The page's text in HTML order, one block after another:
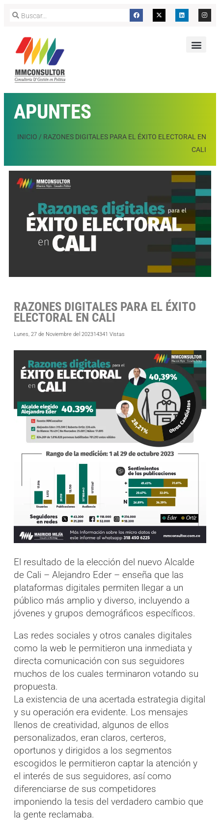
APUNTES
INICIO / RAZONES DIGITALES PARA EL ÉXITO ELECTORAL EN
CALI
RAZONES DIGITALES PARA EL ÉXITO
ELECTORAL EN CALI
Lunes, 27 de Noviembre del 202314341 Vistas
El resultado de la elección del nuevo Alcalde
de Cali – Alejandro Eder – enseña que las
plataformas digitales permiten llegar a un
público más amplio y diverso, incluyendo a
jóvenes y grupos demográficos específicos.
Las redes sociales y otros canales digitales
como la web le permitieron una inmediata y
directa comunicación con sus seguidores
muchos de los cuales terminaron votando su
propuesta.
La existencia de una acertada estrategia digital
y su operación era evidente. Los mensajes
llenos de creatividad, algunos de ellos
personalizados, eran claros, certeros,
oportunos y dirigidos a los segmentos
escogidos le permitieron captar la atención y
el interés de sus seguidores, así como
diferenciarse de sus competidores
imponiendo la tesis del verdadero cambio que
la gente reclamaba.